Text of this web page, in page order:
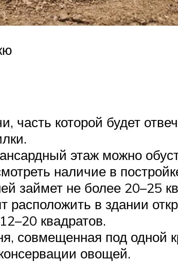
которой будет
этаж можно
наличие в
займет не более 20–25
расположить в здании
квадратов.
совмещенная под одной
овощей.